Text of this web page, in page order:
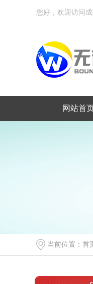
您好，欢迎访问
网站首
当前位置： 首